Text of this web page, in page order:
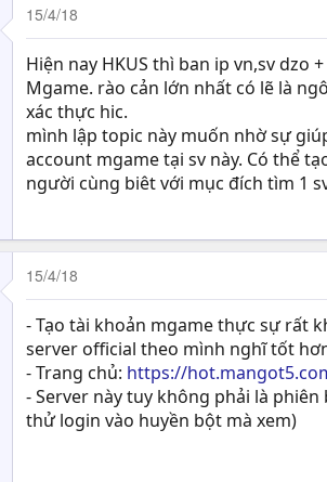
15/4/18
Hiện nay HKUS thì ban ip vn,sv dzo
Mgame. rào cản lớn nhất có lẽ là
xác thực hic.
mình lập topic này muốn nhờ sự
account mgame tại sv này. Có thể
người cùng biêt với mục đích tìm 1
15/4/18
- Tạo tài khoản mgame thực sự rất
server official theo mình nghĩ tốt
- Trang chủ: https://
- Server này tuy không phải là
thử login vào huyền bột mà xem)